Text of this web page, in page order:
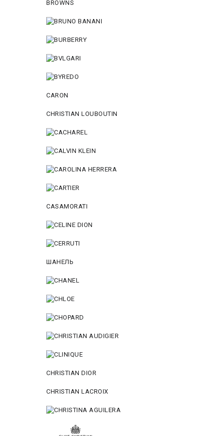
BROWNS
CARON
CHRISTIAN LOUBOUTIN
CASAMORATI
ШАНЕЛЬ
CHRISTIAN DIOR
CHRISTIAN LACROIX